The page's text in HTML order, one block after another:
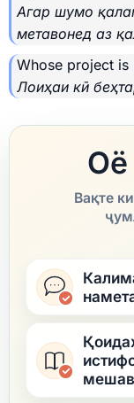
Агар шумо
метавонед аз
Whose project is
Лоиҳаи кӣ
Оё
Вақте